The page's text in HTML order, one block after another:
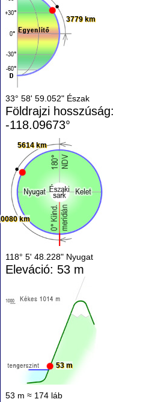
3779 km
33° 58' 59.052" Észak
Földrajzi hosszúság:
-118.09673°
km
5614 km
118° 5' 48.228" Nyugat
Eleváció: 53 m
53 m
53 m ≈ 174 láb